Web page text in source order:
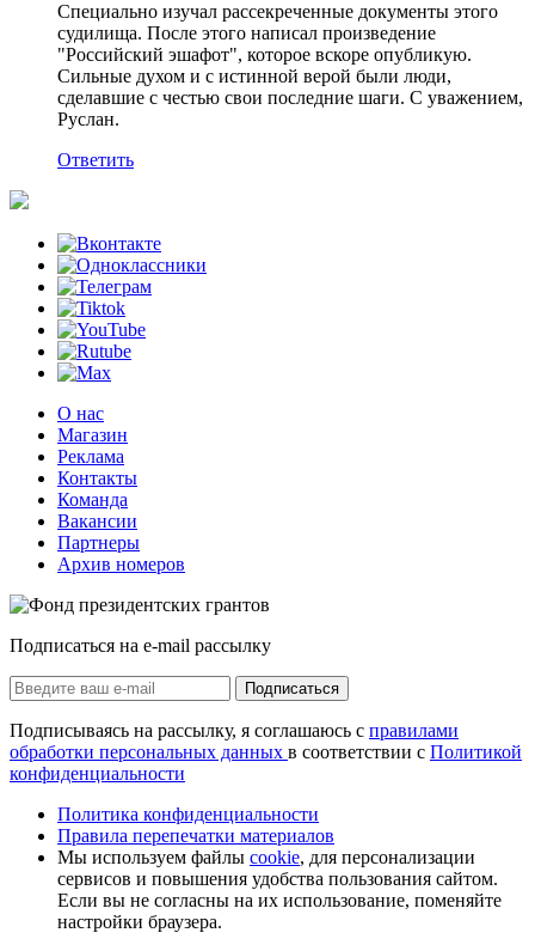
Специально изучал рассекреченные документы этого
судилища. После этого написал произведение
"Российский эшафот", которое вскоре опубликую.
Сильные духом и с истинной верой были люди,
сделавшие с честью свои последние шаги. С уважением,
Руслан.
Ответить
О нас
Магазин
Реклама
Контакты
Команда
Вакансии
Партнеры
Архив номеров
Подписаться на e-mail рассылку
Подписаться
Подписываясь на рассылку, я соглашаюсь с правилами
обработки персональных данных в соответствии с Политикой
конфиденциальности
Политика конфиденциальности
Правила перепечатки материалов
Мы используем файлы cookie, для персонализации
сервисов и повышения удобства пользования сайтом.
Если вы не согласны на их использование, поменяйте
настройки браузера.